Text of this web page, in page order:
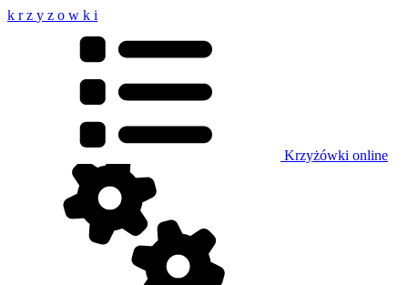
k r z y z o w k i
Krzyżówki online